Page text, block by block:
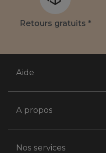
Retours gratuits *
Aide
A propos
Nos services